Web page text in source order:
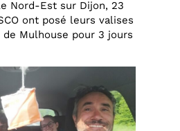
Nord-Est sur Dijon, 23
ont posé leurs valises
Mulhouse pour 3 jours